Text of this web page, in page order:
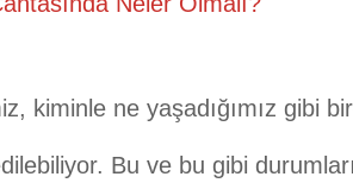
kiminle ne yaşadığımız gibi
Bu ve bu gibi durumları